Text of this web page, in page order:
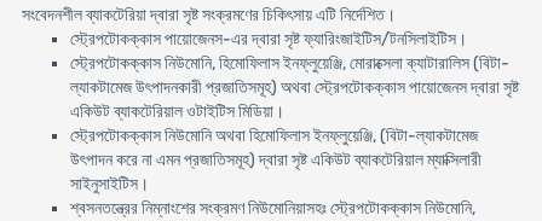
সংবেদনশীল ব্যাকটেরিয়া দ্বারা সৃষ্ট সংক্রমণের চিকিৎসায় এটি নির্দেশিত।
স্ট্রেপটোকক্কাস পায়োজেনস-এর দ্বারা সৃষ্ট ফ্যারিংজাইটিস/টনসিলাইটিস।
স্ট্রেপটোকক্কাস নিউমোনি, হিমোফিলাস ইনফ্লুয়েঞ্জি, মোরাক্সেলা ক্যাটারালিস (বিটা-
ল্যাকটামেজ উৎপাদনকারী প্রজাতিসমূহ) অথবা স্ট্রেপটোকক্কাস পায়োজেনস দ্বারা সৃষ্ট
একিউট ব্যাকটেরিয়াল ওটাইটিস মিডিয়া।
স্ট্রেপটোকক্কাস নিউমোনি অথবা হিমোফিলাস ইনফ্লুয়েঞ্জি, (বিটা-ল্যাকটামেজ
উৎপাদন করে না এমন প্রজাতিসমূহ) দ্বারা সৃষ্ট একিউট ব্যাকটেরিয়াল ম্যাক্সিলারী
সাইনুসাইটিস।
শ্বসনতন্ত্রের নিম্নাংশের সংক্রমণ নিউমোনিয়াসহঃ স্ট্রেপটোকক্কাস নিউমোনি,